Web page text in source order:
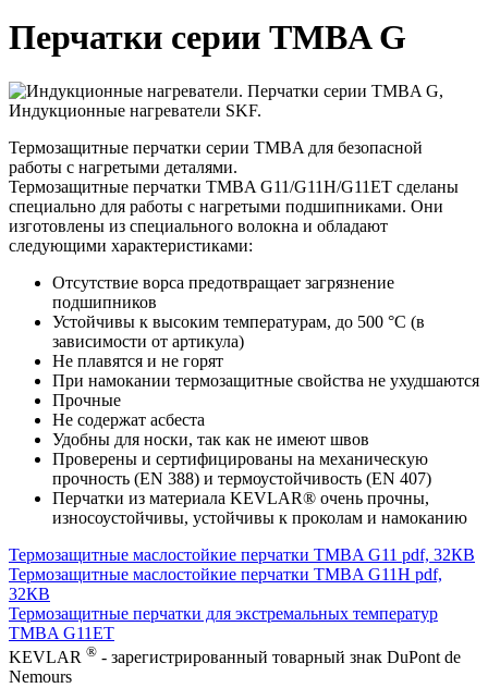
Перчатки серии TMBA G
Термозащитные перчатки серии TMBA для безопасной
работы с нагретыми деталями.
Термозащитные перчатки TMBA G11/G11H/G11ET сделаны
специально для работы с нагретыми подшипниками. Они
изготовлены из специального волокна и обладают
следующими характеристиками:
Отсутствие ворса предотвращает загрязнение
подшипников
Устойчивы к высоким температурам, до 500 °C (в
зависимости от артикула)
Не плавятся и не горят
При намокании термозащитные свойства не ухудшаются
Прочные
Не содержат асбеста
Удобны для носки, так как не имеют швов
Проверены и сертифицированы на механическую
прочность (EN 388) и термоустойчивость (EN 407)
Перчатки из материала KEVLAR® очень прочны,
износоустойчивы, устойчивы к проколам и намоканию
Термозащитные маслостойкие перчатки TMBA G11 pdf, 32КВ
Термозащитные маслостойкие перчатки TMBA G11H pdf,
32КВ
Термозащитные перчатки для экстремальных температур
TMBA G11ET
KEVLAR ® - зарегистрированный товарный знак DuPont de
Nemours